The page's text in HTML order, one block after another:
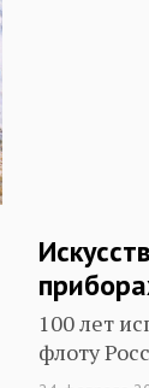
100 лет
флоту